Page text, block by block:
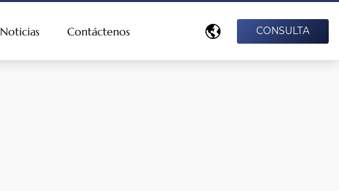
Noticias Contáctenos CONSULTA